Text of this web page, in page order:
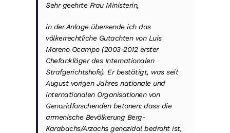
Sehr geehrte Frau Ministerin,
in der Anlage übersende ich das
völkerrechtliche Gutachten von Luis
Moreno Ocampo (2003-2012 erster
Chefankläger des Internationalen
Strafgerichtshofs). Er bestätigt, was seit
August vorigen Jahres nationale und
internationalen Organisationen von
Genozidforschenden betonen: dass die
armenische Bevölkerung Berg-
Karabachs/Arzachs genozidal bedroht ist,